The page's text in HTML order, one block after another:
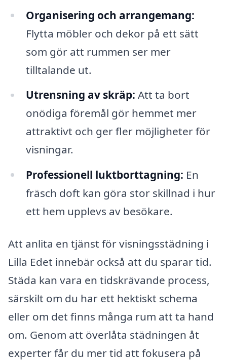
Organisering och arrangemang:
Flytta möbler och dekor på ett sätt
som gör att rummen ser mer
tilltalande ut.
Utrensning av skräp: Att ta bort
onödiga föremål gör hemmet mer
attraktivt och ger fler möjligheter för
visningar.
Professionell luktborttagning: En
fräsch doft kan göra stor skillnad i hur
ett hem upplevs av besökare.
Att anlita en tjänst för visningsstädning i
Lilla Edet innebär också att du sparar tid.
Städa kan vara en tidskrävande process,
särskilt om du har ett hektiskt schema
eller om det finns många rum att ta hand
om. Genom att överlåta städningen åt
experter får du mer tid att fokusera på